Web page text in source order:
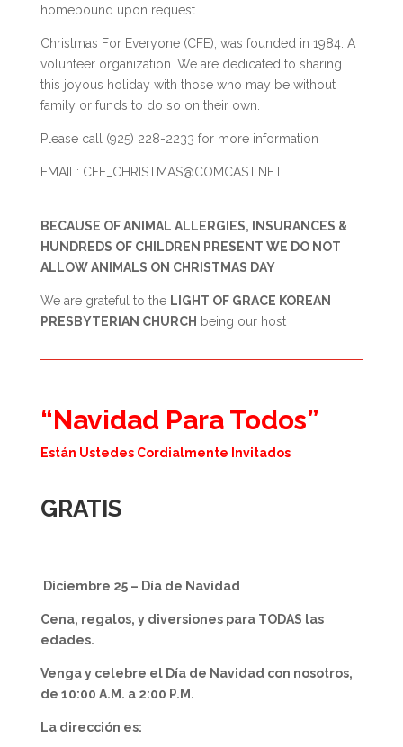
homebound upon request.
Christmas For Everyone (CFE), was founded in 1984. A
volunteer organization. We are dedicated to sharing
this joyous holiday with those who may be without
family or funds to do so on their own.
Please call (925) 228-2233 for more information
EMAIL: CFE_CHRISTMAS@COMCAST.NET
BECAUSE OF ANIMAL ALLERGIES, INSURANCES &
HUNDREDS OF CHILDREN PRESENT WE DO NOT
ALLOW ANIMALS ON CHRISTMAS DAY
We are grateful to the LIGHT OF GRACE KOREAN
PRESBYTERIAN CHURCH being our host
“Navidad Para Todos”
Están Ustedes Cordialmente Invitados
GRATIS
Diciembre 25 – Día de Navidad
Cena, regalos, y diversiones para TODAS las
edades.
Venga y celebre el Día de Navidad con nosotros,
de 10:00 A.M. a 2:00 P.M.
La dirección es: